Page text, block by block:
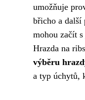
umožňuje
břicho a další
mohou začít
Hrazda na
výběru
a typ úchytů,